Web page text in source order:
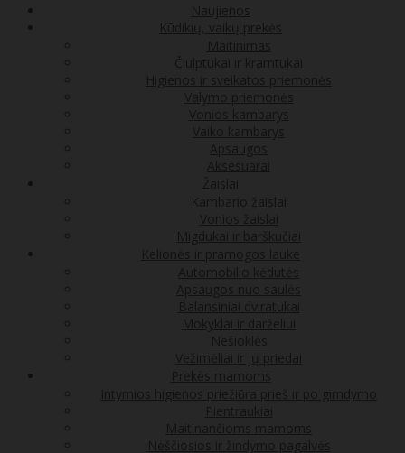
Naujienos
Kūdikių, vaikų prekės
Maitinimas
Čiulptukai ir kramtukai
Higienos ir sveikatos priemonės
Valymo priemonės
Vonios kambarys
Vaiko kambarys
Apsaugos
Aksesuarai
Žaislai
Kambario žaislai
Vonios žaislai
Migdukai ir barškučiai
Kelionės ir pramogos lauke
Automobilio kėdutės
Apsaugos nuo saulės
Balansiniai dviratukai
Mokyklai ir darželiui
Nešioklės
Vežimėliai ir jų priedai
Prekės mamoms
Intymios higienos priežiūra prieš ir po gimdymo
Pientraukiai
Maitinančioms mamoms
Nėščiosios ir žindymo pagalvės